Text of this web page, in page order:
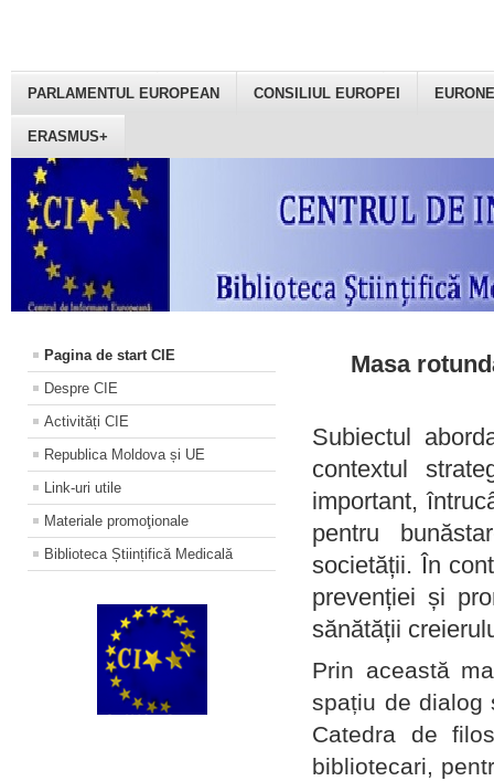
PARLAMENTUL EUROPEAN CONSILIUL EUROPEI
ERASMUS+
Pagina de start CIE
Despre CIE
Activități CIE
Republica Moldova și UE
Link-uri utile
Materiale promoţionale
Biblioteca Științifică Medicală
Masa
Subiectul
contextul
important,
pentru
societății. În
prevenției și
sănătății
Prin această
spațiu de dialog
Catedra de
bibliotecari,